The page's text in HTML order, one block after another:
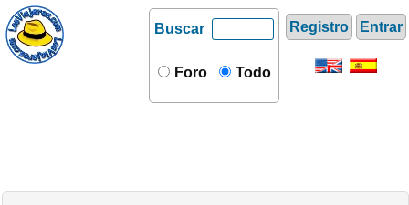
Registro Entrar
Buscar
Foro Todo